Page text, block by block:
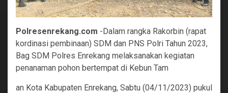
Polresenrekang.com -Dalam rangka Rakorbin (rapat
kordinasi pembinaan) SDM dan PNS Polri Tahun 2023,
Bag SDM Polres Enrekang melaksanakan kegiatan
penanaman pohon bertempat di Kebun Tam
an Kota Kabupaten Enrekang, Sabtu (04/11/2023) pukul